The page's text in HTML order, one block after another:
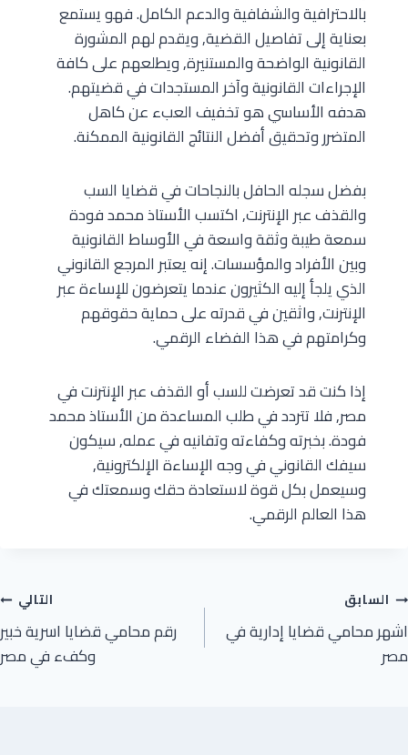
بالاحترافية والشفافية والدعم الكامل. فهو يستمع
بعناية إلى تفاصيل القضية, ويقدم لهم المشورة
القانونية الواضحة والمستنيرة, ويطلعهم على كافة
الإجراءات القانونية وآخر المستجدات في قضيتهم.
هدفه الأساسي هو تخفيف العبء عن كاهل
المتضرر وتحقيق أفضل النتائج القانونية الممكنة.
بفضل سجله الحافل بالنجاحات في قضايا السب
والقذف عبر الإنترنت, اكتسب الأستاذ محمد فودة
سمعة طيبة وثقة واسعة في الأوساط القانونية
وبين الأفراد والمؤسسات. إنه يعتبر المرجع القانوني
الذي يلجأ إليه الكثيرون عندما يتعرضون للإساءة عبر
الإنترنت, واثقين في قدرته على حماية حقوقهم
وكرامتهم في هذا الفضاء الرقمي.
إذا كنت قد تعرضت للسب أو القذف عبر الإنترنت في
مصر, فلا تتردد في طلب المساعدة من الأستاذ محمد
فودة. بخبرته وكفاءته وتفانيه في عمله, سيكون
سيفك القانوني في وجه الإساءة الإلكترونية,
وسيعمل بكل قوة لاستعادة حقك وسمعتك في
هذا العالم الرقمي.
السابق
اشهر محامي قضايا إدارية في
مصر
التالي
رقم محامي قضايا اسرية خبير
وكفء في مصر